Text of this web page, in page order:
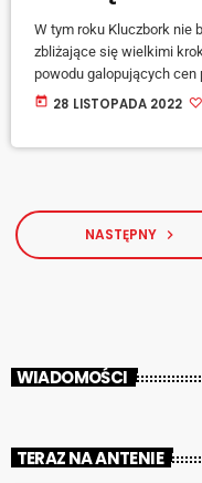
W tym roku Kluczbork nie
zbliżające się wielkimi
powodu galopujących cen
skromniejszej niż do tej
today 28 LISTOPADA 2022
NASTĘPNY navigate_next
WIADOMOŚCI
TERAZ NA ANTENIE